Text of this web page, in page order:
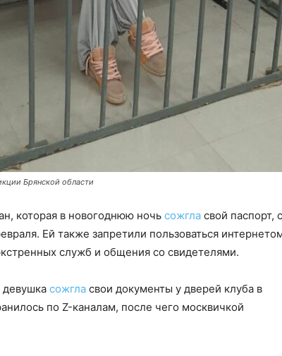
Брянской области
которая в новогоднюю ночь сожгла свой паспорт,
Ей также запретили пользоваться
служб и общения со свидетелями.
девушка сожгла свои документы у дверей клуба в
по Z-каналам, после чего москвичкой